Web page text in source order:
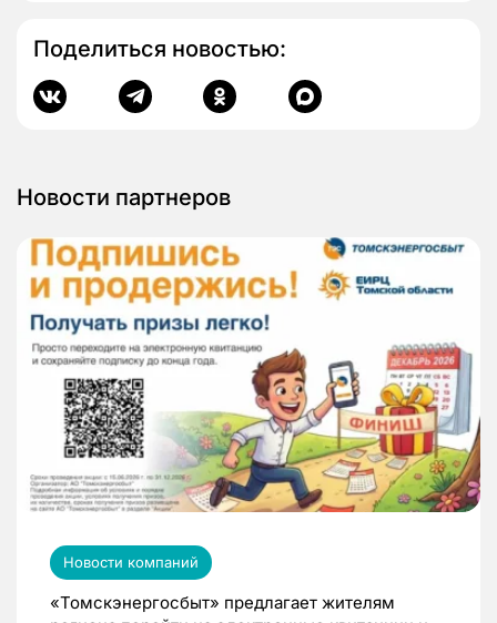
Поделиться новостью:
Новости партнеров
Новости компаний
«Томскэнергосбыт» предлагает жителям